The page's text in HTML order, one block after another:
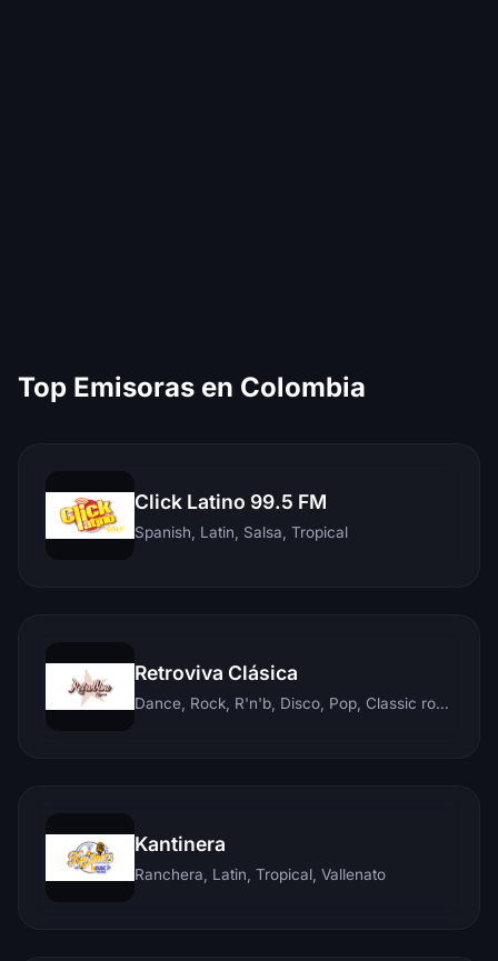
Top Emisoras en Colombia
Click Latino 99.5 FM
Spanish, Latin, Salsa, Tropical
Retroviva Clásica
Dance, Rock, R'n'b, Disco, Pop, Classic rock, Techno, Reggae
Kantinera
Ranchera, Latin, Tropical, Vallenato